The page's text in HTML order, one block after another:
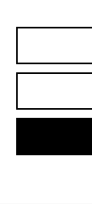
Back|
Marcus
Theatre,